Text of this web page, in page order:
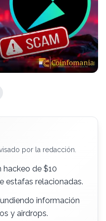
por la redacción.
hackeo de $10
estafas relacionadas.
información
y airdrops.